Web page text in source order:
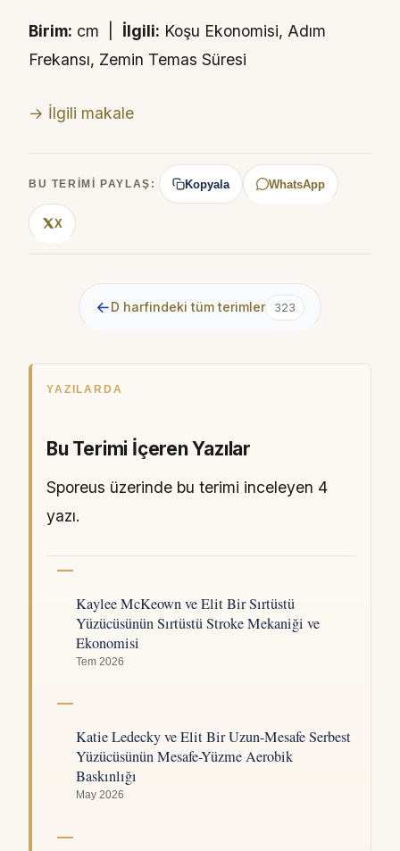
Birim: cm | İlgili: Koşu Ekonomisi, Adım
Frekansı, Zemin Temas Süresi
→ İlgili makale
BU TERIMI PAYLAŞ: Kopyala WhatsApp
X
← D harfindeki tüm terimler 323
YAZILARDA
Bu Terimi İçeren Yazılar
Sporeus üzerinde bu terimi inceleyen 4
yazı.
Kaylee McKeown ve Elit Bir Sırtüstü
Yüzücüsünün Sırtüstü Stroke Mekaniği ve
Ekonomisi
Tem 2026
Katie Ledecky ve Elit Bir Uzun-Mesafe Serbest
Yüzücüsünün Mesafe-Yüzme Aerobik
Baskınlığı
May 2026